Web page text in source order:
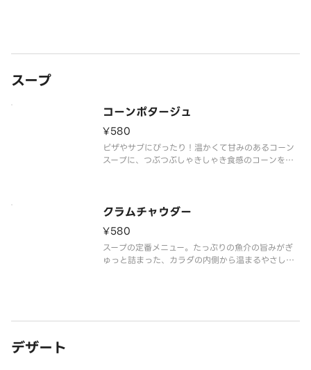
スープ
コーンポタージュ
¥580
ピザやサブにぴったり！温かくて甘みのあるコーン
スープに、つぶつぶしゃきしゃき食感のコーンをた
クラムチャウダー
¥580
スープの定番メニュー。たっぷりの魚介の旨みがぎ
ゅっと詰まった、カラダの内側から温まるやさしい
デザート